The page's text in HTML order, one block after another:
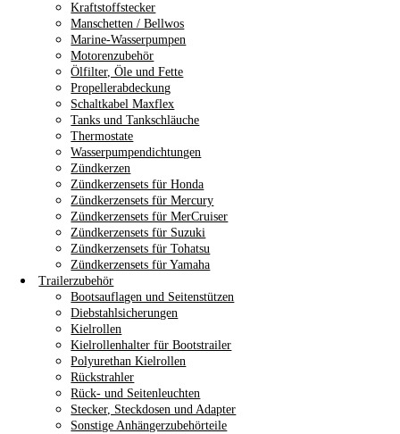
Kraftstoffstecker
Manschetten / Bellwos
Marine-Wasserpumpen
Motorenzubehör
Ölfilter, Öle und Fette
Propellerabdeckung
Schaltkabel Maxflex
Tanks und Tankschläuche
Thermostate
Wasserpumpendichtungen
Zündkerzen
Zündkerzensets für Honda
Zündkerzensets für Mercury
Zündkerzensets für MerCruiser
Zündkerzensets für Suzuki
Zündkerzensets für Tohatsu
Zündkerzensets für Yamaha
Trailerzubehör
Bootsauflagen und Seitenstützen
Diebstahlsicherungen
Kielrollen
Kielrollenhalter für Bootstrailer
Polyurethan Kielrollen
Rückstrahler
Rück- und Seitenleuchten
Stecker, Steckdosen und Adapter
Sonstige Anhängerzubehörteile